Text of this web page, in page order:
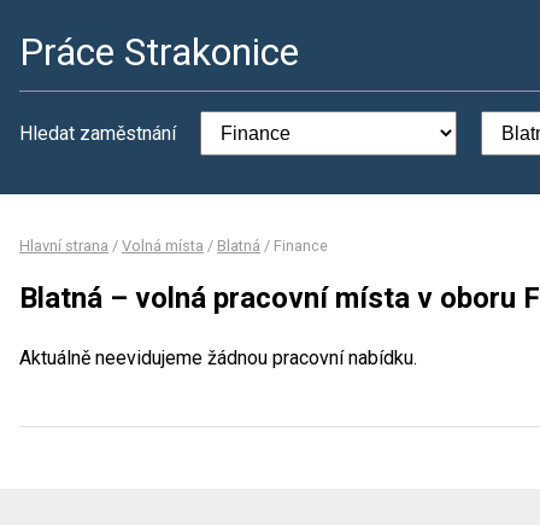
Práce Strakonice
Hledat zaměstnání
Hlavní strana / Volná místa / Blatná / Finance
Blatná – volná pracovní místa v oboru
Aktuálně neevidujeme žádnou pracovní nabídku.